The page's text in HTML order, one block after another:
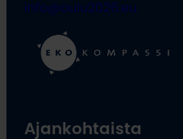
info@oulu2026.eu
Ajankohtaista